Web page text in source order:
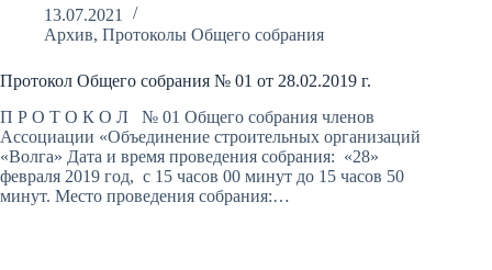
13.07.2021
Архив, Протоколы Общего собрания
Протокол Общего собрания № 01 от 28.02.2019 г.
П Р О Т О К О Л № 01 Общего собрания членов
Ассоциации «Объединение строительных организаций
«Волга» Дата и время проведения собрания: «28»
февраля 2019 год, с 15 часов 00 минут до 15 часов 50
минут. Место проведения собрания:…